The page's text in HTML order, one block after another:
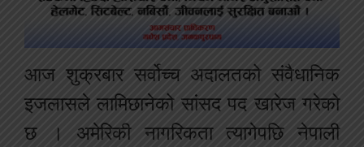
आज शुक्रबार सर्वोच्च अदालतको संवैधानिक
इजलासले लामिछानेको सांसद पद खारेज गरेको
छ । अमेरिकी नागरिकता त्यागेपछि नेपाली